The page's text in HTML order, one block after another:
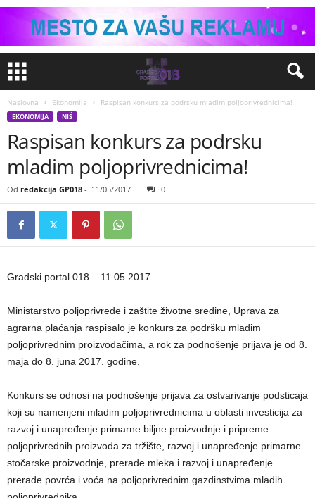
Naslovna Ekonomija Raspisan konkurs za podrsku mladim poljoprivrednicima!
EKONOMIJA NIŠ
Raspisan konkurs za podrsku
mladim poljoprivrednicima!
Od redakcija GP018 - 11/05/2017 0
Gradski portal 018 – 11.05.2017.
Ministarstvo poljoprivrede i zaštite životne sredine, Uprava za
agrarna plaćanja raspisalo je konkurs za podršku mladim
poljoprivrednim proizvođačima, a rok za podnošenje prijava je od 8.
maja do 8. juna 2017. godine.
Konkurs se odnosi na podnošenje prijava za ostvarivanje podsticaja
koji su namenjeni mladim poljoprivrednicima u oblasti investicija za
razvoj i unapređenje primarne biljne proizvodnje i pripreme
poljoprivrednih proizvoda za tržište, razvoj i unapređenje primarne
stočarske proizvodnje, prerade mleka i razvoj i unapređenje
prerade povrća i voća na poljoprivrednim gazdinstvima mladih